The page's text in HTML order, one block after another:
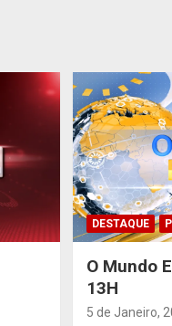
DESTAQUE
O Mundo
13H
5 de Janeiro,